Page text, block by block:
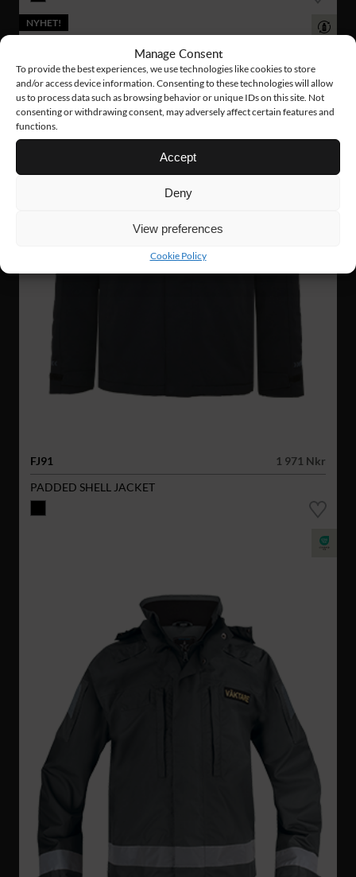
Manage Consent
To provide the best experiences, we use technologies like cookies to store
and/or access device information. Consenting to these technologies will allow
us to process data such as browsing behavior or unique IDs on this site. Not
consenting or withdrawing consent, may adversely affect certain features and
functions.
Accept
Deny
View preferences
Cookie Policy
NYHET!
FJ91
1 971 Nkr
PADDED SHELL JACKET